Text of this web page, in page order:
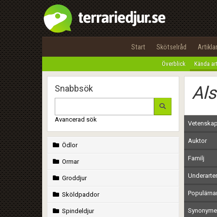
Start Skötselråd Artiklar
Överblick Kända
Snabbsök
Avancerad sök
Ödlor
Ormar
Groddjur
Sköldpaddor
Spindeldjur
Auktor
Familj
Underarter